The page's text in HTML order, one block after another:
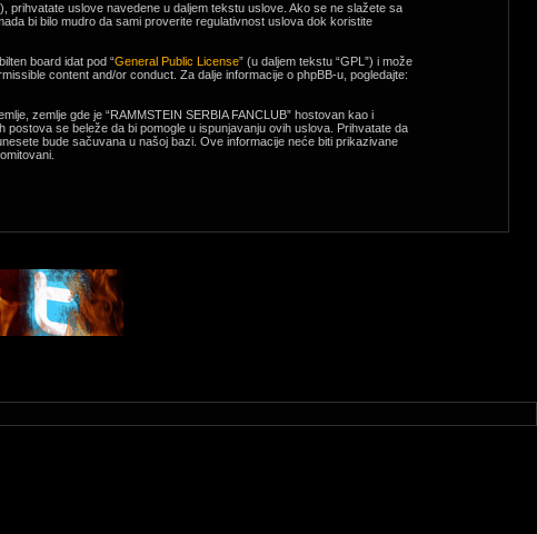
prihvatate uslove navedene u daljem tekstu uslove. Ako se ne slažete sa
bi bilo mudro da sami proverite regulativnost uslova dok koristite
board idat pod “General Public License” (u daljem tekstu “GPL”) i može
content and/or conduct. Za dalje informacije o phpBB-u, pogledajte:
zemlje gde je “RAMMSTEIN SERBIA FANCLUB” hostovan kao i
se beleže da bi pomogle u ispunjavanju ovih uslova. Prihvatate da
bude sačuvana u našoj bazi. Ove informacije neće biti prikazivane